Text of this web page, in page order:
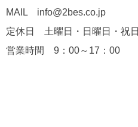
MAIL info@2bes.co.jp
定休日 土曜日・日曜日・祝日
営業時間 9：00～17：00